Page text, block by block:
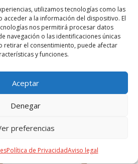
utilizamos tecnologías como las
acceder a la información del dispositivo. El
nos permitirá procesar datos
navegación o las identificaciones únicas
retirar el consentimiento, puede afectar
y funciones.
Aceptar
Denegar
preferencias
Política de PrivacidadAviso legal
Presentada en atractiva bolsa de